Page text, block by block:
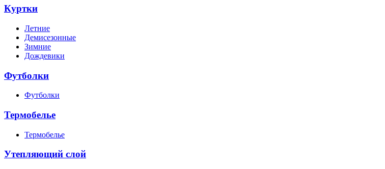
Куртки
Летние
Демисезонные
Зимние
Дождевики
Футболки
Футболки
Термобелье
Термобелье
Утепляющий слой